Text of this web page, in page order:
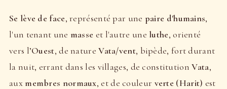
Se lève de face, représenté par une paire d'humains,
l'un tenant une masse et l'autre une luthe, orienté
vers l’Ouest, de natureVata/vent, bipède, fort durant
la nuit, errant dans les villages, de constitutionVata,
auxmembres normaux, et de couleur verte (Harit) est